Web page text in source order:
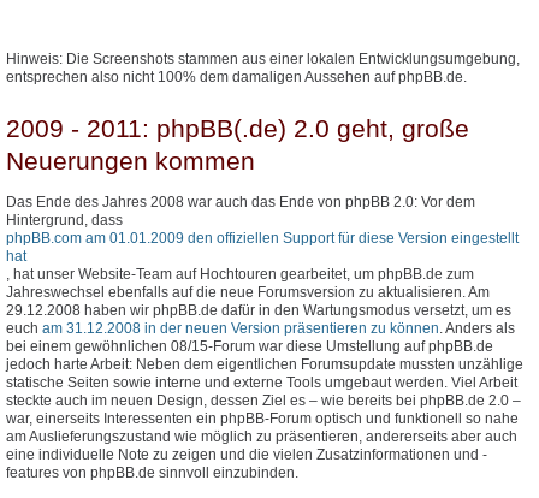
Hinweis: Die Screenshots stammen aus einer lokalen Entwicklungsumgebung,
entsprechen also nicht 100% dem damaligen Aussehen auf phpBB.de.
2009 - 2011: phpBB(.de) 2.0 geht, große
Neuerungen kommen
Das Ende des Jahres 2008 war auch das Ende von phpBB 2.0: Vor dem
Hintergrund, dass
phpBB.com am 01.01.2009 den offiziellen Support für diese Version eingestellt
hat
, hat unser Website-Team auf Hochtouren gearbeitet, um phpBB.de zum
Jahreswechsel ebenfalls auf die neue Forumsversion zu aktualisieren. Am
29.12.2008 haben wir phpBB.de dafür in den Wartungsmodus versetzt, um es
euch am 31.12.2008 in der neuen Version präsentieren zu können. Anders als
bei einem gewöhnlichen 08/15-Forum war diese Umstellung auf phpBB.de
jedoch harte Arbeit: Neben dem eigentlichen Forumsupdate mussten unzählige
statische Seiten sowie interne und externe Tools umgebaut werden. Viel Arbeit
steckte auch im neuen Design, dessen Ziel es – wie bereits bei phpBB.de 2.0 –
war, einerseits Interessenten ein phpBB-Forum optisch und funktionell so nahe
am Auslieferungszustand wie möglich zu präsentieren, andererseits aber auch
eine individuelle Note zu zeigen und die vielen Zusatzinformationen und -
features von phpBB.de sinnvoll einzubinden.